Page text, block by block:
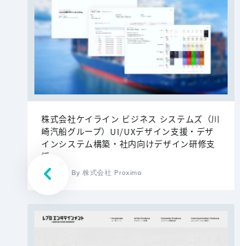
株式会社ケイライン ビジネス システムズ（川
崎汽船グループ）UI/UXデザイン支援・デザ
インシステム構築・社内向けデザイン研修支
援
Created By 株式会社 Proximo